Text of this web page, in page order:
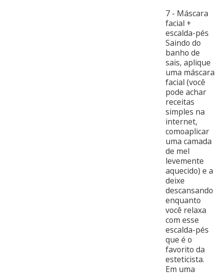
7 - Máscara
facial +
escalda-pés
Saindo do
banho de
sais, aplique
uma máscara
facial (você
pode achar
receitas
simples na
internet,
comoaplicar
uma camada
de mel
levemente
aquecido) e a
deixe
descansando
enquanto
você relaxa
com esse
escalda-pés
que é o
favorito da
esteticista.
Em uma